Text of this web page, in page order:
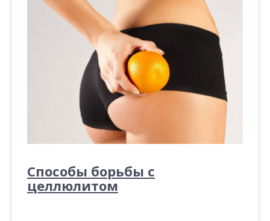
Способы борьбы с
целлюлитом